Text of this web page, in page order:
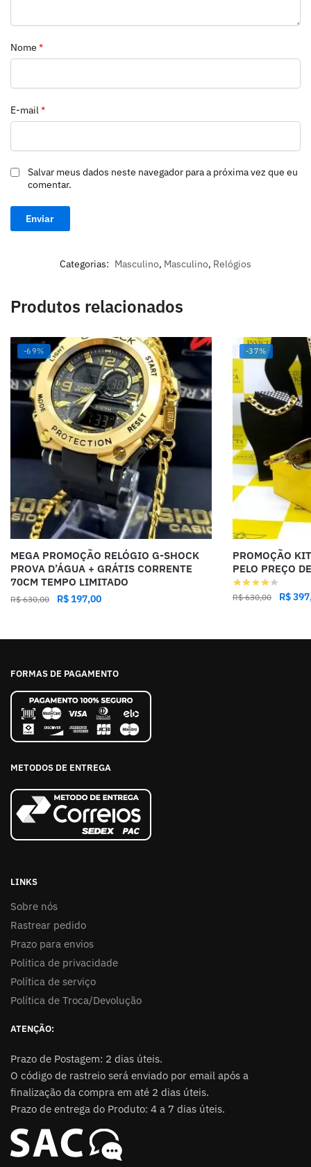
Nome *
E-mail *
Salvar meus dados neste navegador para a próxima vez que eu
comentar.
Categorias: Masculino, Masculino, Relógios
Produtos relacionados
-69%
MEGA PROMOÇÃO RELÓGIO G-SHOCK
PROVA D’ÁGUA + GRÁTIS CORRENTE
70CM TEMPO LIMITADO
R$630,00 R$197,00
-37%
PROMOÇÃO
PELO PREÇO
R$630,00 R$
FORMAS DE PAGAMENTO
METODOS DE ENTREGA
LINKS
Sobre nós
Rastrear pedido
Prazo para envios
Politica de privacidade
Política de serviço
Política de Troca/Devolução
ATENÇÃO:
Prazo de Postagem: 2 dias úteis.
O código de rastreio será enviado por email após a
finalização da compra em até 2 dias úteis.
Prazo de entrega do Produto: 4 a 7 dias úteis.